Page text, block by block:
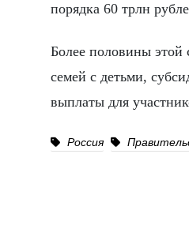
порядка 60 трлн
Более половины этой
семей с детьми,
выплаты для
Россия